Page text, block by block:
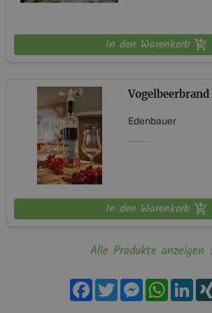
In den Warenkorb
Vogelbeerbrand
Edenbauer
In den Warenkorb
Alle Produkte anzeigen
FacebookTwitterMessenger